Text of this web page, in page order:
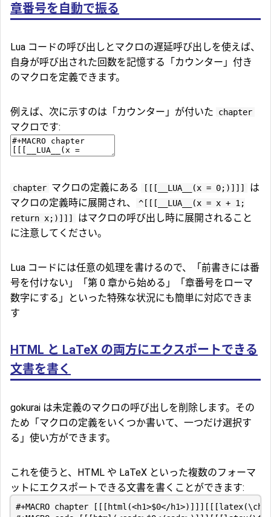
章番号を自動で振る
Lua コードの呼び出しとマクロの遅延呼び出しを使えば、
自身が呼び出された回数を記憶する「カウンター」付き
のマクロを定義できます。
例えば、次に示すのは「カウンター」が付いた chapter
マクロです:
chapter マクロの定義にある [[[__LUA__(x = 0;)]]]
は
マクロの定義時に展開され、
^[[[__LUA__(x = x + 1;
return x;)]]]
はマクロの呼び出し時に展開されること
に注意してください。
Lua コードには任意の処理を書けるので、「前書きには番
号を付けない」「第 0 章から始める」「章番号をローマ
数字にする」といった特殊な状況にも簡単に対応できま
す
HTML と LaTeX の両方にエクスポートできる
文書を書く
gokurai は未定義のマクロの呼び出しを削除します。その
ため「マクロの定義をいくつか書いて、一つだけ選択す
る」使い方ができます。
これを使うと、HTML や LaTeX といった複数のフォーマ
ットにエクスポートできる文書を書くことができます: